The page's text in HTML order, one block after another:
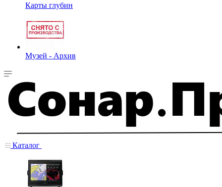
Карты глубин
Музей - Архив
Каталог